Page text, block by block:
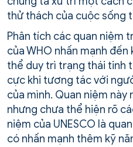
thử thách của cuộc sống
Phân tích các quan niệm
của WHO nhấn mạnh
thể duy trì trạng thái tinh
cực khi tương tác với
của mình. Quan niệm này
nhưng chưa thể hiện rõ
niệm của UNESCO là
có nhấn mạnh thêm kỹ